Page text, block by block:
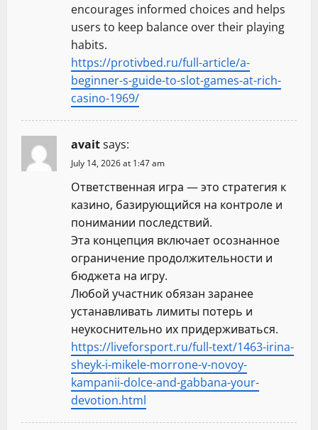
encourages informed choices and helps
users to keep balance over their playing
habits.
https://protivbed.ru/full-article/a-
beginner-s-guide-to-slot-games-at-rich-
casino-1969/
avaitsays:
July 14, 2026 at 1:47 am
Ответственная игра — это стратегия к
казино, базирующийся на контроле и
понимании последствий.
Эта концепция включает осознанное
ограничение продолжительности и
бюджета на игру.
Любой участник обязан заранее
устанавливать лимиты потерь и
неукоснительно их придерживаться.
https://liveforsport.ru/full-text/1463-irina-
sheyk-i-mikele-morrone-v-novoy-
kampanii-dolce-and-gabbana-your-
devotion.html